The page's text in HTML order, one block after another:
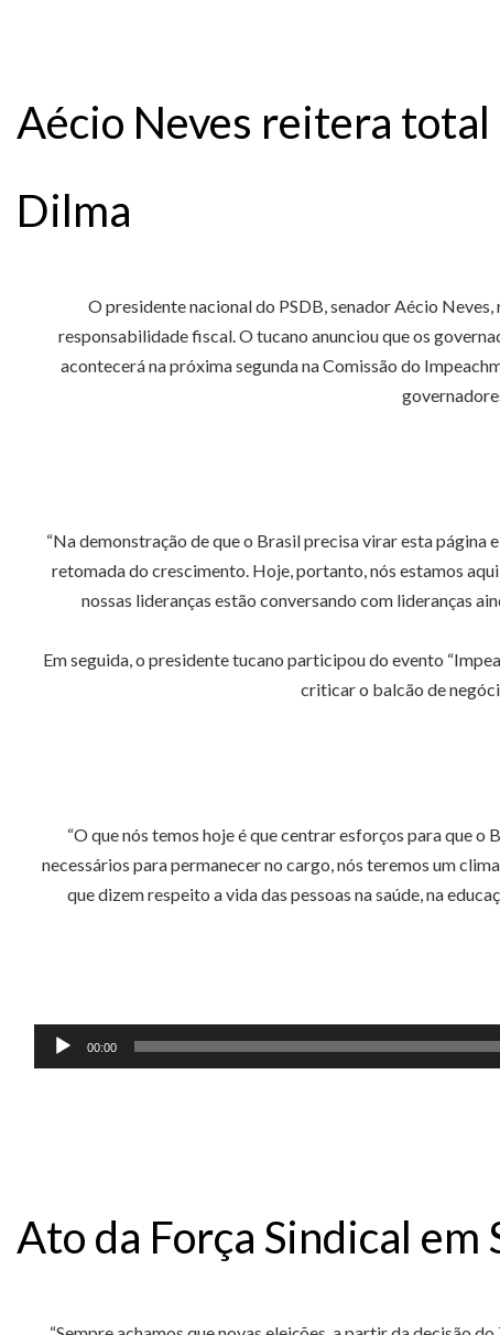
Aécio Neves reitera total
Dilma
O presidente nacional do PSDB, senador Aécio
responsabilidade fiscal. O tucano anunciou que os
acontecerá na próxima segunda na Comissão do
“Na demonstração de que o Brasil precisa virar esta página
retomada do crescimento. Hoje, portanto, nós estamos
nossas lideranças estão conversando com lideranças
Em seguida, o presidente tucano participou do evento
criticar o balcão de
“O que nós temos hoje é que centrar esforços para que
necessários para permanecer no cargo, nós teremos um
que dizem respeito a vida das pessoas na saúde, na
00:00
Ato da Força Sindical em